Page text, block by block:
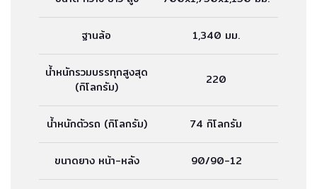
ฐานล้อ 1,340 มม.
น้ำหนักรวมบรรทุกสูงสุด
(กิโลกรัม)
220
น้ำหนักตัวรถ (กิโลกรัม) 74 กิโลกรัม
ขนาดยาง หน้า-หลัง 90/90-12